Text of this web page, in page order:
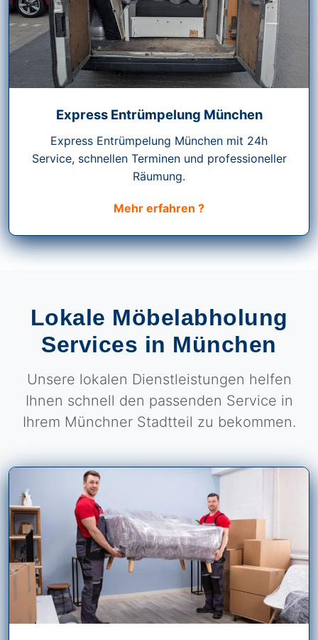
Express Entrümpelung München
Express Entrümpelung München mit 24h
Service, schnellen Terminen und professioneller
Räumung.
Mehr erfahren ?
Lokale Möbelabholung
Services in München
Unsere lokalen Dienstleistungen helfen
Ihnen schnell den passenden Service in
Ihrem Münchner Stadtteil zu bekommen.